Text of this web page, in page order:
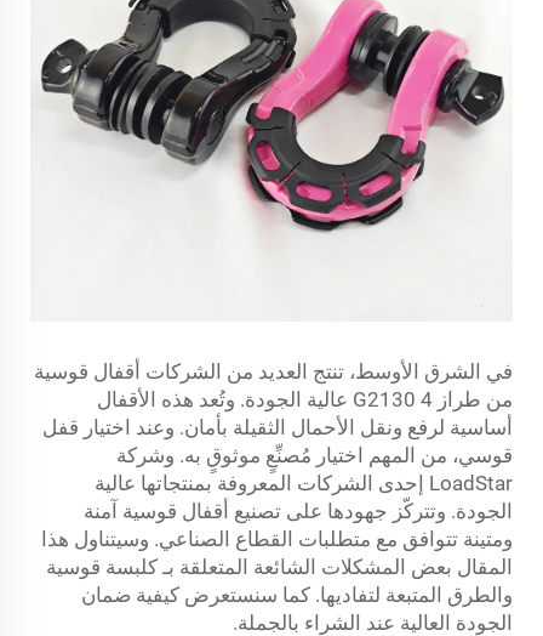
في الشرق الأوسط، تنتج العديد من الشركات أقفال قوسية
من طراز 4 G2130 عالية الجودة. وتُعد هذه الأقفال
أساسية لرفع ونقل الأحمال الثقيلة بأمان. وعند اختيار قفل
قوسي، من المهم اختيار مُصنِّعٍ موثوقٍ به. وشركة
LoadStar إحدى الشركات المعروفة بمنتجاتها عالية
الجودة. وتتركّز جهودها على تصنيع أقفال قوسية آمنة
ومتينة تتوافق مع متطلبات القطاع الصناعي. وسيتناول هذا
المقال بعض المشكلات الشائعة المتعلقة بـكلبسة قوسية
والطرق المتبعة لتفاديها. كما سنستعرض كيفية ضمان
الجودة العالية عند الشراء بالجملة.